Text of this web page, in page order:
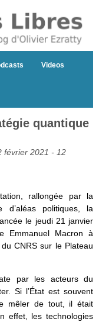
Videos
quantique
février 2021 - 12
rallongée par la
politiques, la
le jeudi 21 janvier
Emmanuel Macron à
CNRS sur le Plateau
par les acteurs du
Si l’État est souvent
mêler de tout, il était
effet, les technologies